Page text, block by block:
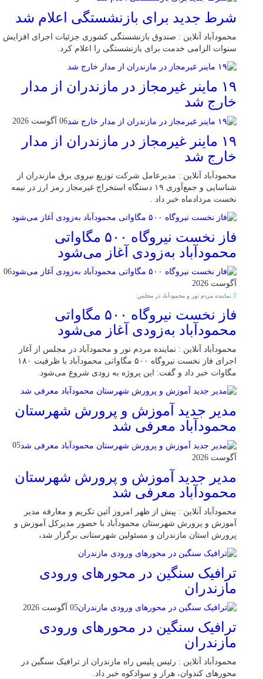
شرط جدید برای بازنشستگی اعلام شد
محمودآباد آنلاین : صندوق بازنشستگی کشوری جزئیات اجرای افزایش
سنوات الزامی خدمت برای بازنشستگی را اعلام کرد.
۱۹ ماینر غیرمجاز در مازندران از مدار
خارج شد
06 آگوست 2026
۱۹ ماینر غیرمجاز در مازندران از مدار
خارج شد
محمودآباد آنلاین : مدیرعامل شرکت توزیع نیروی برق مازندران از
شناسایی و جمع‌آوری ۱۹ دستگاه استخراج غیرمجاز رمز ارز در نیمه
نخست مردادماه خبر داد .
فاز نخست نیروگاه ۵۰۰ مگاواتی
محمودآباد به‌زودی آغاز می‌شود
06
آگوست 2026
نماینده مردم نور و محمودآباد در مجلس:
فاز نخست نیروگاه ۵۰۰ مگاواتی
محمودآباد به‌زودی آغاز می‌شود
محمودآباد آنلاین : نماینده مردم نور و محمودآباد در مجلس از آغاز
اجرای فاز نخست نیروگاه ۵۰۰ مگاواتی محمودآباد با ظرفیت ۱۸۰
مگاوات خبر داد و گفت: این پروژه به زودی شروع می‌شود.
مدیر جدید آموزش و پرورش شهرستان
محمودآباد معرفی شد
05
آگوست 2026
مدیر جدید آموزش و پرورش شهرستان
محمودآباد معرفی شد
محمودآباد آنلاین : پیش از ظهر امروز آئین تکریم و معارفه مدیر
آموزش و پرورش شهرستان محمودآباد با حضور مدیرکل آموزش و
پرورش استان مازندران و مسئولین شهرستانی برگزار شد،
ترافیک سنگین در محور‌های ورودی
مازندران
05 آگوست 2026
ترافیک سنگین در محور‌های ورودی
مازندران
محمودآباد آنلاین : رئیس پلیس راه مازندران از ترافیک سنگین در
محور‌های کندوان، هراز و سوادکوه خبر داد.